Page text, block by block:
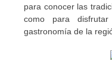
para conocer las
como para
gastronomía de la